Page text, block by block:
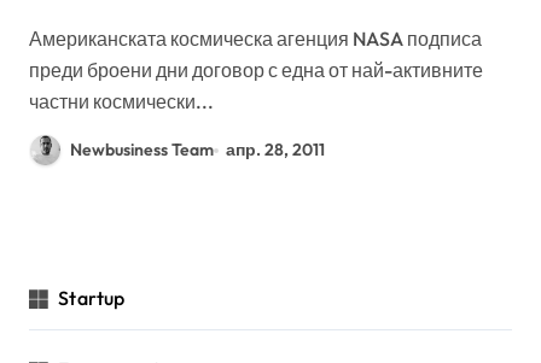
Американската космическа агенция NASA подписа
преди броени дни договор с една от най-активните
частни космически...
Newbusiness Team апр. 28, 2011
Startup